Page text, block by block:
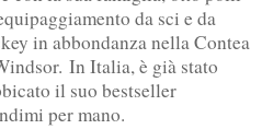
da sci e da
in abbondanza nella Contea
In Italia, è già stato
il suo bestseller
per mano.